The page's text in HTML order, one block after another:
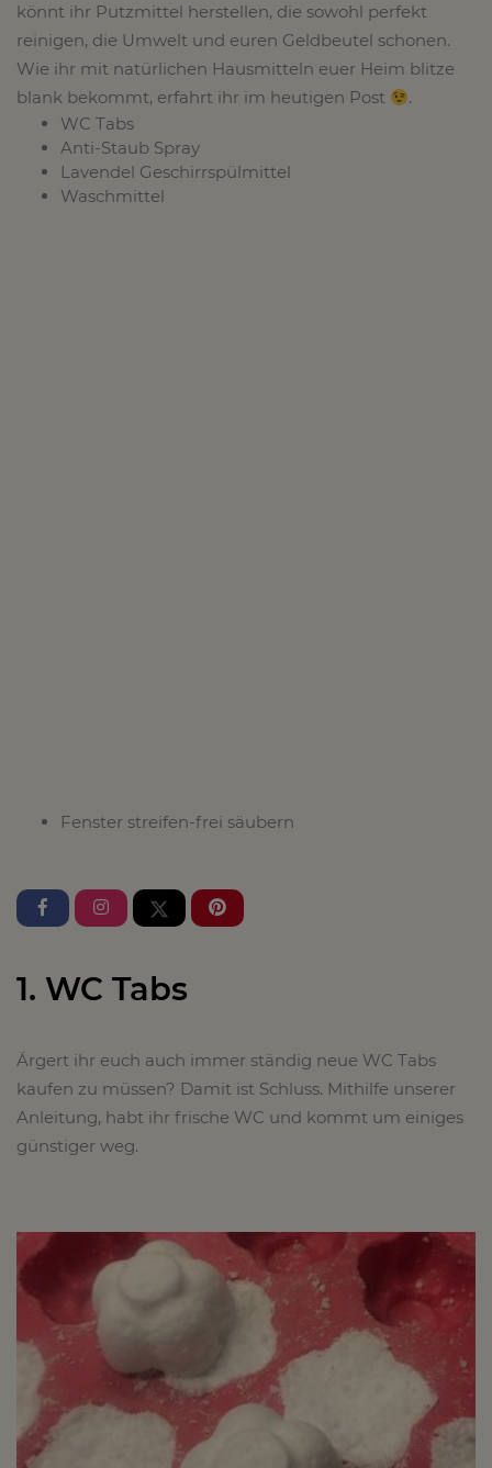
könnt ihr Putzmittel herstellen, die sowohl perfekt
reinigen, die Umwelt und euren Geldbeutel schonen.
Wie ihr mit natürlichen Hausmitteln euer Heim blitze
blank bekommt, erfahrt ihr im heutigen Post
.
WC Tabs
Anti-Staub Spray
Lavendel Geschirrspülmittel
Waschmittel
Fenster streifen-frei säubern
1. WC Tabs
Ärgert ihr euch auch immer ständig neue WC Tabs
kaufen zu müssen? Damit ist Schluss. Mithilfe unserer
Anleitung, habt ihr frische WC und kommt um einiges
günstiger weg.